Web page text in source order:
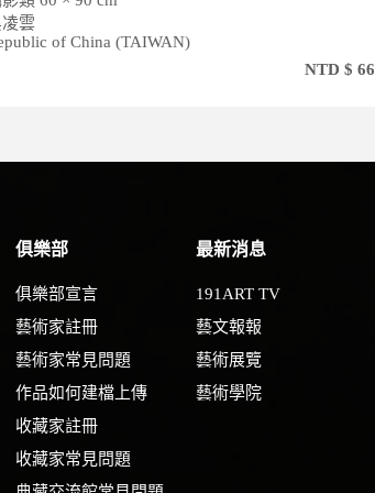
Republic of China (TAIWAN)
俱樂部
俱樂部宣言
藝術家註冊
藝術家常見問題
作品如何建檔上傳
收藏家註冊
收藏家常見問題
最新消息
191ART TV
藝文報報
藝術展覽
藝術學院